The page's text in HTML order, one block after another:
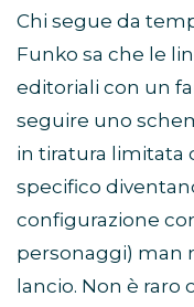
Chi segue da
Funko sa che le
editoriali con un
seguire uno
in tiratura limitata
specifico
configurazione
personaggi) man
lancio. Non è raro